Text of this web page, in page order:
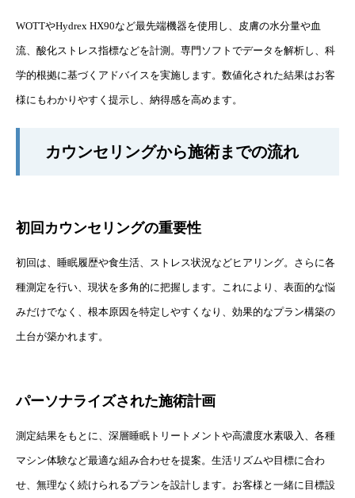
WOTTやHydrex HX90など最先端機器を使用し、皮膚の水分量や血
流、酸化ストレス指標などを計測。専門ソフトでデータを解析し、科
学的根拠に基づくアドバイスを実施します。数値化された結果はお客
様にもわかりやすく提示し、納得感を高めます。
カウンセリングから施術までの流れ
初回カウンセリングの重要性
初回は、睡眠履歴や食生活、ストレス状況などヒアリング。さらに各
種測定を行い、現状を多角的に把握します。これにより、表面的な悩
みだけでなく、根本原因を特定しやすくなり、効果的なプラン構築の
土台が築かれます。
パーソナライズされた施術計画
測定結果をもとに、深層睡眠トリートメントや高濃度水素吸入、各種
マシン体験など最適な組み合わせを提案。生活リズムや目標に合わ
せ、無理なく続けられるプランを設計します。お客様と一緒に目標設